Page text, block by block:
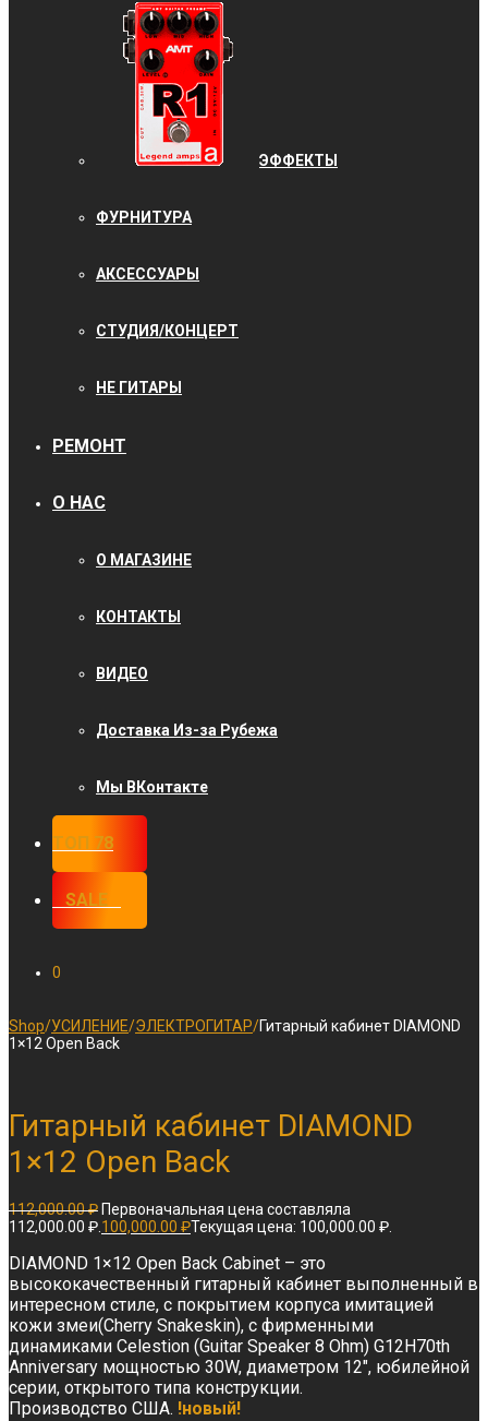
ЭФФЕКТЫ
ФУРНИТУРА
АКСЕССУАРЫ
СТУДИЯ/КОНЦЕРТ
НЕ ГИТАРЫ
РЕМОНТ
О НАС
О МАГАЗИНЕ
КОНТАКТЫ
ВИДЕО
Доставка Из-за Рубежа
Мы ВКонтакте
ТОП 78
⠀SALE⠀
0
Shop/УСИЛЕНИЕ/ЭЛЕКТРОГИТАР/Гитарный кабинет DIAMOND
1×12 Open Back
Гитарный кабинет DIAMOND
1×12 Open Back
112,000.00₽Первоначальная цена составляла
112,000.00 ₽. 100,000.00 ₽Текущая цена: 100,000.00 ₽.
DIAMOND 1×12 Open Back Cabinet – это
высококачественный гитарный кабинет выполненный в
интересном стиле, с покрытием корпуса имитацией
кожи змеи(Cherry Snakeskin), с фирменными
динамиками Celestion (Guitar Speaker 8 Ohm) G12H70th
Anniversary мощностью 30W, диаметром 12″, юбилейной
серии, открытого типа конструкции.
Производство США. !новый!